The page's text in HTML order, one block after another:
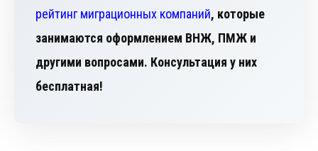
рейтинг миграционных компаний, которые
занимаются оформлением ВНЖ, ПМЖ и
другими вопросами. Консультация у них
бесплатная!